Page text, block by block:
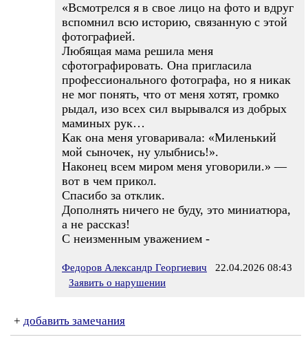
«Всмотрелся я в свое лицо на фото и вдруг
вспомнил всю историю, связанную с этой
фотографией.
Любящая мама решила меня
сфотографировать. Она пригласила
профессионального фотографа, но я никак
не мог понять, что от меня хотят, громко
рыдал, изо всех сил вырывался из добрых
маминых рук…
Как она меня уговаривала: «Миленький
мой сыночек, ну улыбнись!».
Наконец всем миром меня уговорили.» —
вот в чем прикол.
Спасибо за отклик.
Дополнять ничего не буду, это миниатюра,
а не рассказ!
С неизменным уважением -
Федоров Александр Георгиевич 22.04.2026 08:43
Заявить о нарушении
+ добавить замечания